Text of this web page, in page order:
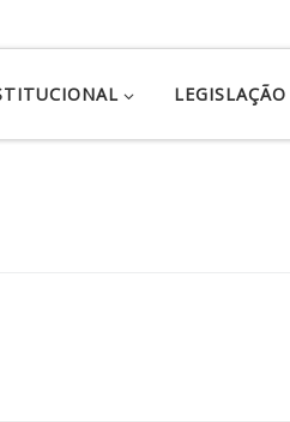
LEGISLAÇÃO